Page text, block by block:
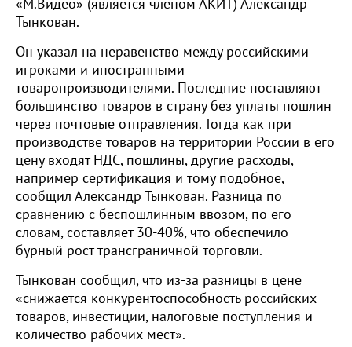
«М.Видео» (является членом АКИТ) Александр
Тынкован.
Он указал на неравенство между российскими
игроками и иностранными
товаропроизводителями. Последние поставляют
большинство товаров в страну без уплаты пошлин
через почтовые отправления. Тогда как при
производстве товаров на территории России в его
цену входят НДС, пошлины, другие расходы,
например сертификация и тому подобное,
сообщил Александр Тынкован. Разница по
сравнению с беспошлинным ввозом, по его
словам, составляет 30-40%, что обеспечило
бурный рост трансграничной торговли.
Тынкован сообщил, что из-за разницы в цене
«снижается конкурентоспособность российских
товаров, инвестиции, налоговые поступления и
количество рабочих мест».